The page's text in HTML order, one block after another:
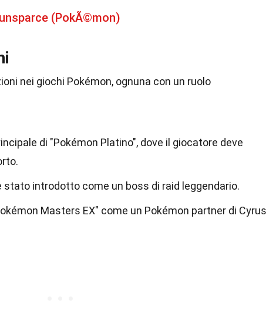
(PokÃ©mon)
nei giochi Pokémon, ognuna con un ruolo
di "Pokémon Platino", dove il giocatore deve
stato introdotto come un boss di raid leggendario.
Masters EX" come un Pokémon partner di